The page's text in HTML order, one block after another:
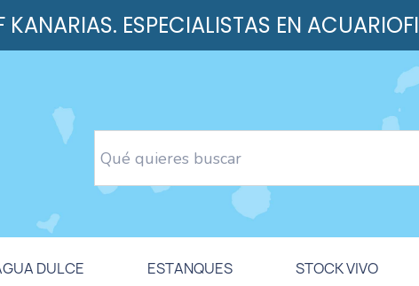
KANARIAS. ESPECIALISTAS EN
DULCE ESTANQUES STOCK VIVO